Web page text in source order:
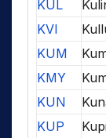
KUL
KVI
KUM
KMY
KUN
KUP